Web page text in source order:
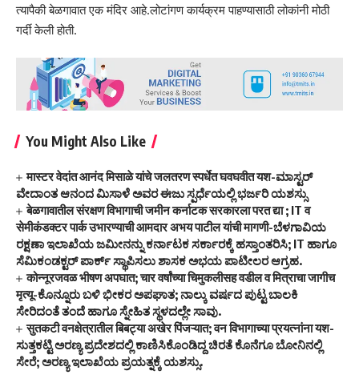
त्यापैकी बेळगावात एक मंदिर आहे.लोटांगण कार्यक्रम पाहण्यासाठी लोकांनी मोठी
गर्दी केली होती.
You Might Also Like
मास्टर वेदांत आनंद मिसाळे यांचे जलतरण स्पर्धेत घवघवीत यश-ಮಾಸ್ಟರ್
ವೇದಾಂತ ಆನಂದ ಮಿಸಾಳೆ ಅವರ ಈಜು ಸ್ಪರ್ಧೆಯಲ್ಲಿ ಭರ್ಜರಿ ಯಶಸ್ಸು
बेळगावातील संरक्षण विभागाची जमीन कर्नाटक सरकारला परत द्या ; IT व
सेमीकंडक्टर पार्क उभारण्याची आमदार अभय पाटील यांची मागणी-ಬೆಳಗಾವಿಯ
ರಕ್ಷಣಾ ಇಲಾಖೆಯ ಜಮೀನನ್ನು ಕರ್ನಾಟಕ ಸರ್ಕಾರಕ್ಕೆ ಹಸ್ತಾಂತರಿಸಿ; IT ಹಾಗೂ
ಸೆಮಿಕಂಡಕ್ಟರ್ ಪಾರ್ಕ್ ಸ್ಥಾಪಿಸಲು ಶಾಸಕ ಅಭಯ ಪಾಟೀಲರ ಆಗ್ರಹ.
कोन्नूरजवळ भीषण अपघात; चार वर्षांच्या चिमुकलीसह वडील व मित्राचा जागीच
मृत्यू-ಕೊನ್ನೂರು ಬಳಿ ಭೀಕರ ಅಪಘಾತ; ನಾಲ್ಕು ವರ್ಷದ ಪುಟ್ಟ ಬಾಲಕಿ
ಸೇರಿದಂತೆ ತಂದೆ ಹಾಗೂ ಸ್ನೇಹಿತ ಸ್ಥಳದಲ್ಲೇ ಸಾವು.
सुतकटी वनक्षेत्रातील बिबट्या अखेर पिंजऱ्यात; वन विभागाच्या प्रयत्नांना यश-
ಸುತ್ತಕಟ್ಟಿ ಅರಣ್ಯ ಪ್ರದೇಶದಲ್ಲಿ ಕಾಣಿಸಿಕೊಂಡಿದ್ದ ಚಿರತೆ ಕೊನೆಗೂ ಬೋನಿನಲ್ಲಿ
ಸೇರೆ; ಅರಣ್ಯ ಇಲಾಖೆಯ ಪ್ರಯತ್ನಕ್ಕೆ ಯಶಸ್ಸು.